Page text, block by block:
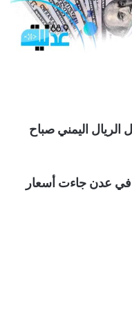
الريال اليمني صباح
عدن جاءت أسعار